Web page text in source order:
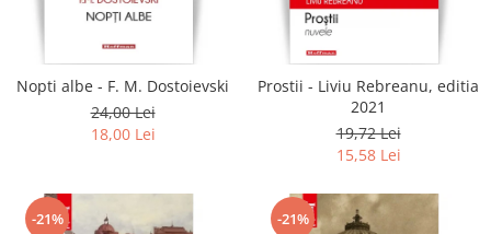
Literatura
Contemporana
Universala
Non-fictiune
Nopti albe - F. M. Dostoievski
24,00 Lei
18,00 Lei
Prostii - Liviu Rebreanu, editia
2021
19,72 Lei
15,58 Lei
-21% -21%